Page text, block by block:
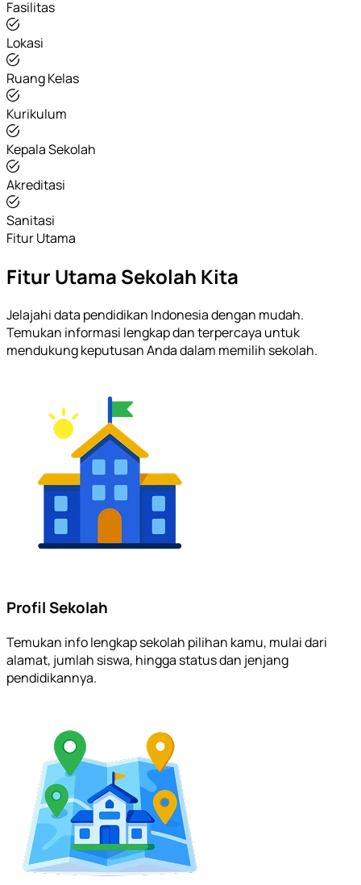
Fasilitas
Lokasi
Ruang Kelas
Kurikulum
Kepala Sekolah
Akreditasi
Sanitasi
Fitur Utama
Fitur Utama Sekolah Kita
Jelajahi data pendidikan Indonesia dengan mudah.
Temukan informasi lengkap dan terpercaya untuk
mendukung keputusan Anda dalam memilih sekolah.
Profil Sekolah
Temukan info lengkap sekolah pilihan kamu, mulai dari
alamat, jumlah siswa, hingga status dan jenjang
pendidikannya.